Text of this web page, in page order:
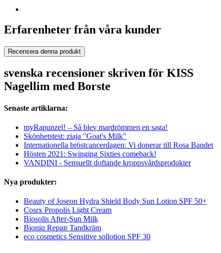
Erfarenheter från våra kunder
Recensera denna produkt
svenska recensioner skriven för KISS
Nagellim med Borste
Senaste artiklarna:
myRapunzel! – Så blev mardrömmen en saga!
Skönhetstest: ziaja "Goat's Milk"
Internationella bröstcancerdagen: Vi donerar till Rosa Bandet
Hösten 2021: Swinging Sixties comeback!
VANDINI - Sensuellt doftande kroppsvårdsprodukter
Nya produkter:
Beauty of Joseon Hydra Shield Body Sun Lotion SPF 50+
Cosrx Propolis Light Cream
Biosolis After-Sun Milk
Bioniq Repair Tandkräm
eco cosmetics Sensitive sollotion SPF 30